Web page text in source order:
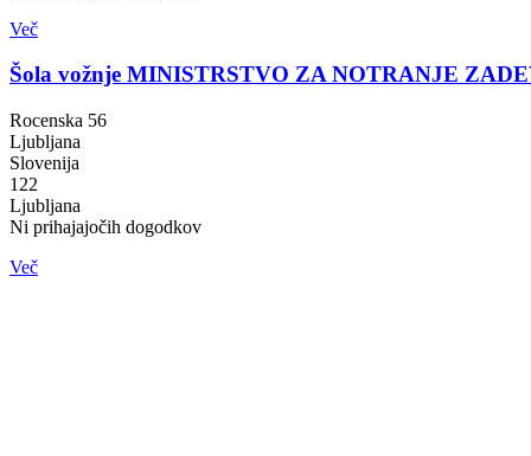
Več
Šola vožnje MINISTRSTVO ZA NOTRANJE
Rocenska 56
Ljubljana
Slovenija
122
Ljubljana
Ni prihajajočih dogodkov
Več